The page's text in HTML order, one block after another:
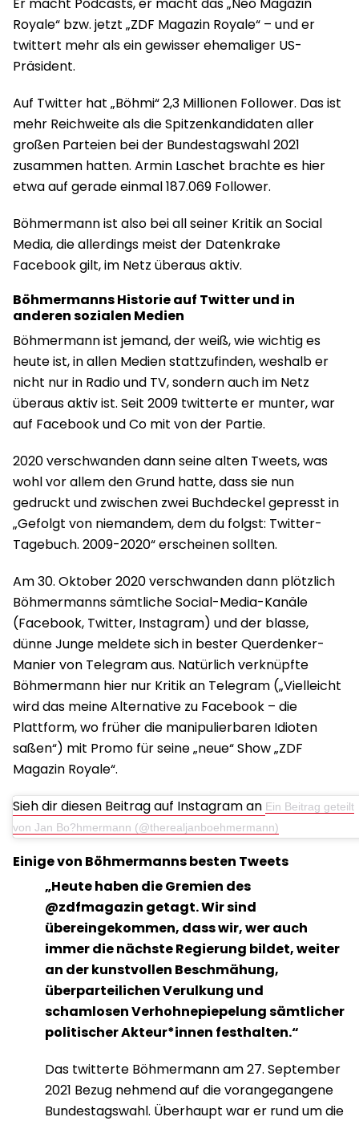
Royale“ bzw. jetzt „ZDF Magazin Royale“ – und er
twittert mehr als ein gewisser ehemaliger US-
Präsident.
Auf Twitter hat „Böhmi“ 2,3 Millionen Follower. Das ist
mehr Reichweite als die Spitzenkandidaten aller
großen Parteien bei der Bundestagswahl 2021
zusammen hatten. Armin Laschet brachte es hier
etwa auf gerade einmal 187.069 Follower.
Böhmermann ist also bei all seiner Kritik an Social
Media, die allerdings meist der Datenkrake
Facebook gilt, im Netz überaus aktiv.
Böhmermanns Historie auf Twitter und in
anderen sozialen Medien
Böhmermann ist jemand, der weiß, wie wichtig es
heute ist, in allen Medien stattzufinden, weshalb er
nicht nur in Radio und TV, sondern auch im Netz
überaus aktiv ist. Seit 2009 twitterte er munter, war
auf Facebook und Co mit von der Partie.
2020 verschwanden dann seine alten Tweets, was
wohl vor allem den Grund hatte, dass sie nun
gedruckt und zwischen zwei Buchdeckel gepresst in
„Gefolgt von niemandem, dem du folgst: Twitter-
Tagebuch. 2009-2020“ erscheinen sollten.
Am 30. Oktober 2020 verschwanden dann plötzlich
Böhmermanns sämtliche Social-Media-Kanäle
(Facebook, Twitter, Instagram) und der blasse,
dünne Junge meldete sich in bester Querdenker-
Manier von Telegram aus. Natürlich verknüpfte
Böhmermann hier nur Kritik an Telegram („Vielleicht
wird das meine Alternative zu Facebook – die
Plattform, wo früher die manipulierbaren Idioten
saßen“) mit Promo für seine „neue“ Show „ZDF
Magazin Royale“.
Sieh dir diesen Beitrag auf Instagram an Ein Beitrag geteilt
von Jan Bo?hmermann (@therealjanboehmermann)
Einige von Böhmermanns besten Tweets
„Heute haben die Gremien des
@zdfmagazin getagt. Wir sind
übereingekommen, dass wir, wer auch
immer die nächste Regierung bildet, weiter
an der kunstvollen Beschmähung,
überparteilichen Verulkung und
schamlosen Verhohnepiepelung sämtlicher
politischer Akteur*innen festhalten.“
Das twitterte Böhmermann am 27. September
2021 Bezug nehmend auf die vorangegangene
Bundestagswahl. Überhaupt war er rund um die